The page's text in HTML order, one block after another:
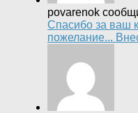
povarenok
Спасибо за ваш
пожелание...